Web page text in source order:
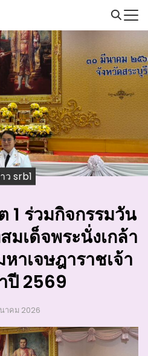
ว srb1
1 ร่วมกิจกรรมวัน
มเด็จพระนั่งเกล้า
าเจษฎาราชเจ้า
ปี 2569
าคม 2026